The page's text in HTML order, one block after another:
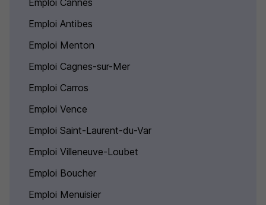
Emploi Cannes
Emploi Antibes
Emploi Menton
Emploi Cagnes-sur-Mer
Emploi Carros
Emploi Vence
Emploi Saint-Laurent-du-Var
Emploi Villeneuve-Loubet
Emploi Boucher
Emploi Menuisier